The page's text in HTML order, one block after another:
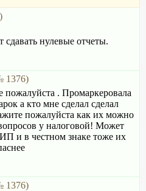
нулевые отчеты.
1376)
. Промаркеровала
а кто мне сделал сделал
пожалуйста как их можно
у налоговой! Может
и в честном знаке тоже их
1376)